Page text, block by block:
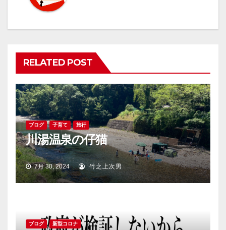
ー
シ
ョ
ン
RELATED POST
ブログ 子育て 旅行
川湯温泉の仔猫
7月 30, 2024 竹之上次男
ブログ 新型コロナ